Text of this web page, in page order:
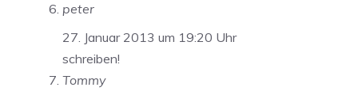
peter
27. Januar 2013 um 19:20 Uhr
schreiben!
Tommy